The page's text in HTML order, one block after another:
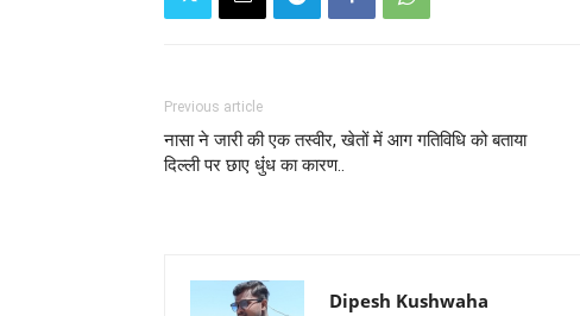
Previous article
नासा ने जारी की एक तस्वीर, खेतों में आग गतिविधि को बताया
दिल्ली पर छाए धुंंध का कारण..
Dipesh Kushwaha